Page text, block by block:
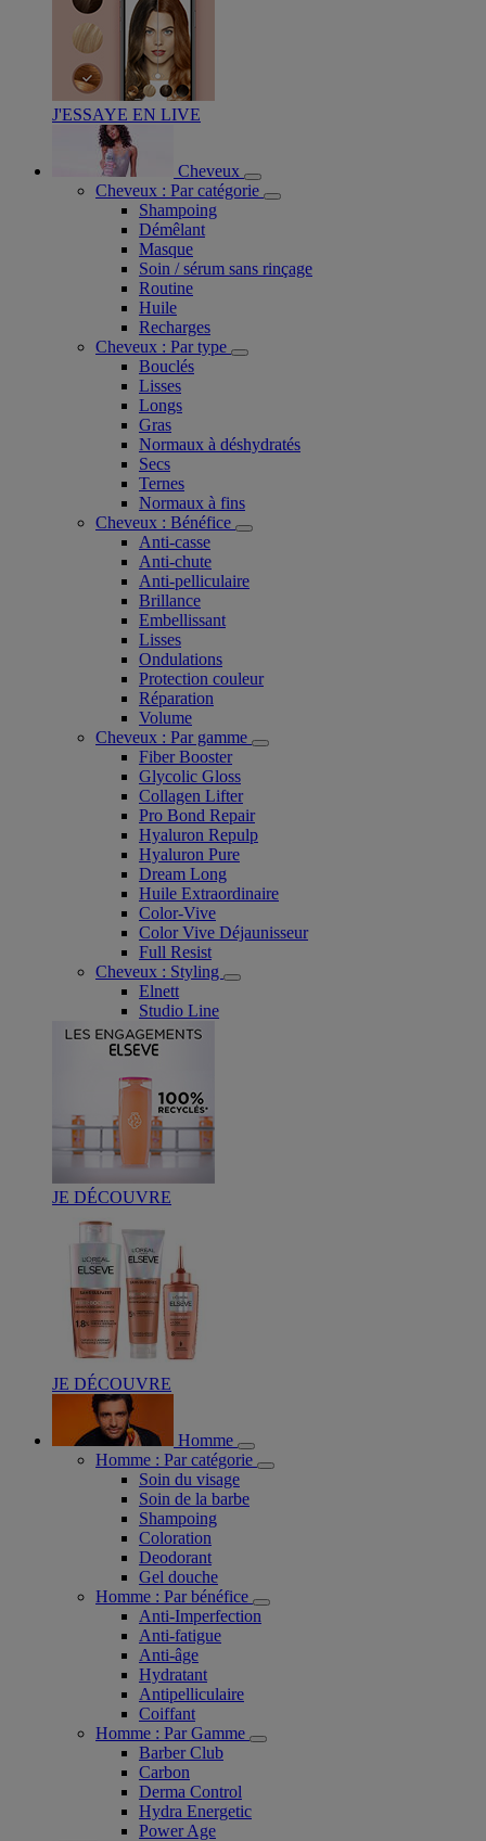
J'ESSAYE EN LIVE
Cheveux
Cheveux : Par catégorie
Shampoing
Démêlant
Masque
Soin / sérum sans rinçage
Routine
Huile
Recharges
Cheveux : Par type
Bouclés
Lisses
Longs
Gras
Normaux à déshydratés
Secs
Ternes
Normaux à fins
Cheveux : Bénéfice
Anti-casse
Anti-chute
Anti-pelliculaire​
Brillance
Embellissant
Lisses
Ondulations
Protection couleur​
Réparation
Volume
Cheveux : Par gamme
Fiber Booster
Glycolic Gloss
Collagen Lifter
Pro Bond Repair
Hyaluron Repulp
Hyaluron Pure
Dream Long
Huile Extraordinaire
Color-Vive
Color Vive Déjaunisseur
Full Resist
Cheveux : Styling
Elnett
Studio Line
JE DÉCOUVRE
JE DÉCOUVRE
Homme
Homme : Par catégorie
Soin du visage
Soin de la barbe
Shampoing
Coloration
Deodorant
Gel douche
Homme : Par bénéfice
Anti-Imperfection
Anti-fatigue
Anti-âge
Hydratant
Antipelliculaire
Coiffant
Homme : Par Gamme
Barber Club
Carbon
Derma Control
Hydra Energetic
Power Age